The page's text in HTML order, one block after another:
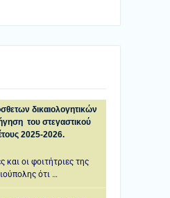
δικαιολογητικών
του στεγαστικού
2025-2026.
και οι φοιτήτριες της
ότι …